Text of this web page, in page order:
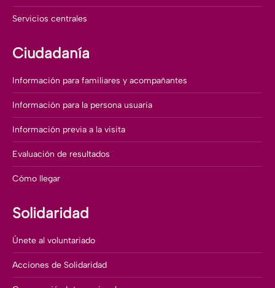
Servicios centrales
Ciudadanía
Información para familiares y acompañantes
Información para la persona usuaria
Información previa a la visita
Evaluación de resultados
Cómo llegar
Solidaridad
Únete al voluntariado
Acciones de Solidaridad